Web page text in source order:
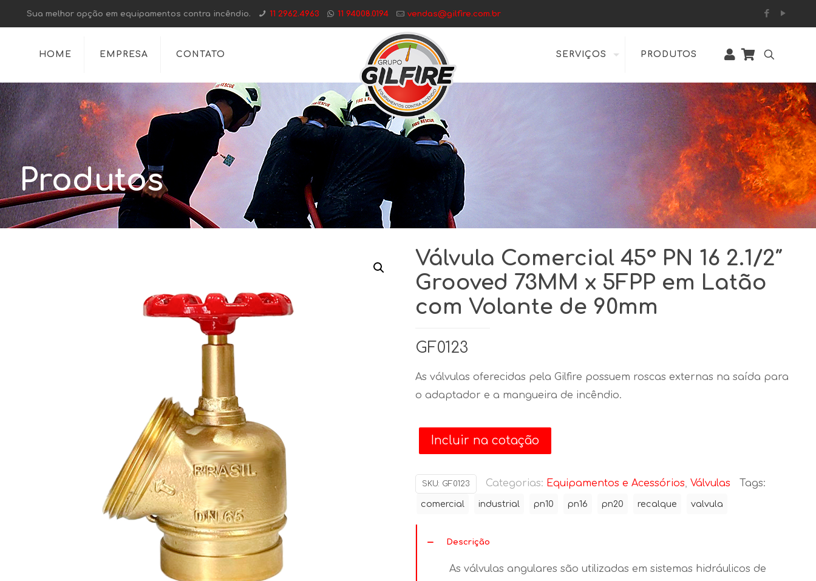
Sua melhor opção em equipamentos contra incêndio. 11 2962.4963 11 94008.0194 vendas@gilfire.com.br
HOME EMPRESA CONTATO SERVIÇOS PRODUTOS
Produtos
Válvula Comercial 45° PN 16 2.1/2″
Grooved 73MM x 5FPP em Latão
com Volante de 90mm
GF0123
As válvulas oferecidas pela Gilfire possuem roscas externas na saída para
o adaptador e a mangueira de incêndio.
Incluir na cotação
SKU: GF0123 Categorias: Equipamentos e Acessórios, Válvulas Tags:
comercial industrial pn10 pn16 pn20 recalque valvula
Descrição
As válvulas angulares são utilizadas em sistemas hidráulicos de